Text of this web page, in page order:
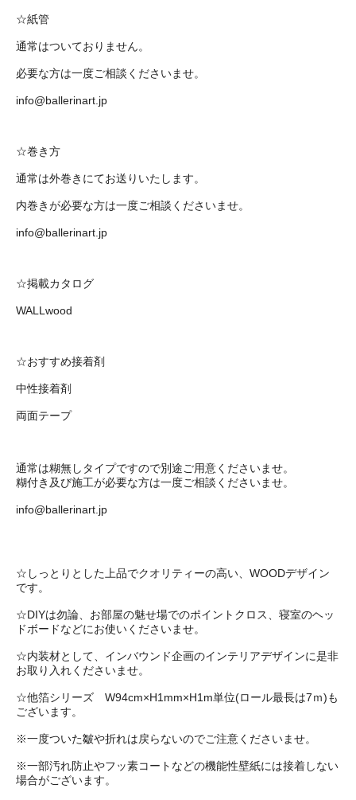
☆紙管
通常はついておりません。
必要な方は一度ご相談くださいませ。
info@ballerinart.jp
☆巻き方
通常は外巻きにてお送りいたします。
内巻きが必要な方は一度ご相談くださいませ。
info@ballerinart.jp
☆掲載カタログ
WALLwood
☆おすすめ接着剤
中性接着剤
両面テープ
通常は糊無しタイプですので別途ご用意くださいませ。
糊付き及び施工が必要な方は一度ご相談くださいませ。
info@ballerinart.jp
☆しっとりとした上品でクオリティーの高い、WOODデザイン
です。
☆DIYは勿論、お部屋の魅せ場でのポイントクロス、寝室のヘッ
ドボードなどにお使いくださいませ。
☆内装材として、インバウンド企画のインテリアデザインに是非
お取り入れくださいませ。
☆他箔シリーズ W94cm×H1mm×H1m単位(ロール最長は7ｍ)も
ございます。
※一度ついた皺や折れは戻らないのでご注意くださいませ。
※一部汚れ防止やフッ素コートなどの機能性壁紙には接着しない
場合がございます。